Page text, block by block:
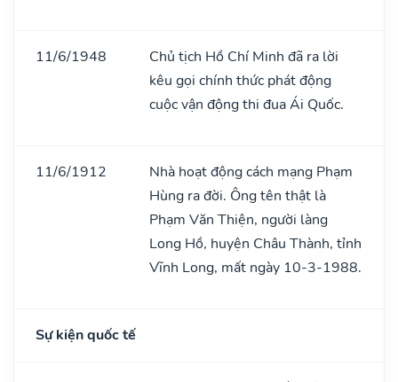
11/6/1948
Chủ tịch Hồ Chí Minh đã ra lời
kêu gọi chính thức phát động
cuộc vận động thi đua Ái Quốc.
11/6/1912
Nhà hoạt động cách mạng Phạm
Hùng ra đời. Ông tên thật là
Phạm Văn Thiện, người làng
Long Hồ, huyện Châu Thành, tỉnh
Vĩnh Long, mất ngày 10-3-1988.
Sự kiện quốc tế